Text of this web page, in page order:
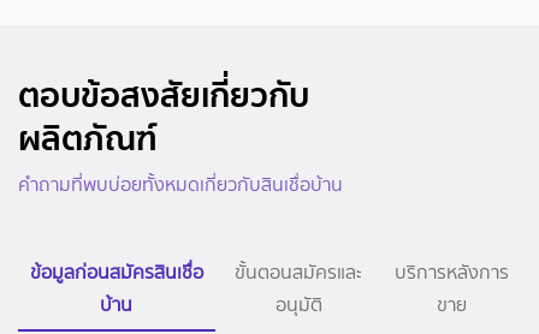
ตอบข้อสงสัยเกี่ยวกับ
ผลิตภัณฑ์
คำถามที่พบบ่อยทั้งหมดเกี่ยวกับสินเชื่อบ้าน
ข้อมูลก่อนสมัครสินเชื่อ
บ้าน
ขั้นตอนสมัครและ
อนุมัติ
บริการหลังการ
ขาย